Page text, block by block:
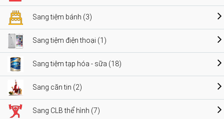
Sang tiệm bánh (3)
Sang tiệm điện thoại (1)
Sang tiệm tạp hóa - sữa (18)
Sang căn tin (2)
Sang CLB thể hình (7)